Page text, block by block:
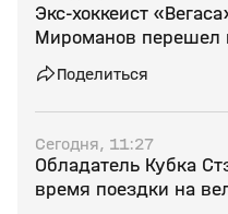
Экс‑хоккеист
Мироманов перешел
Поделиться
Сегодня, 11:27
Обладатель Кубка
время поездки на